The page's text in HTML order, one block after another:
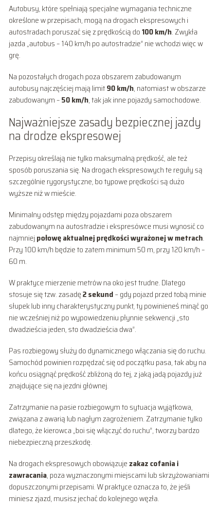
Autobusy, które spełniają specjalne wymagania techniczne
określone w przepisach, mogą na drogach ekspresowych i
autostradach poruszać się z prędkością do 100 km/h. Zwykła
jazda „autobus – 140 km/h po autostradzie” nie wchodzi więc w
grę.
Na pozostałych drogach poza obszarem zabudowanym
autobusy najczęściej mają limit90 km/h, natomiast w obszarze
zabudowanym –50 km/h, tak jak inne pojazdy samochodowe.
Najważniejsze zasady bezpiecznej jazdy
na drodze ekspresowej
Przepisy określają nie tylko maksymalną prędkość, ale też
sposób poruszania się. Na drogach ekspresowych te reguły są
szczególnie rygorystyczne, bo typowe prędkości są dużo
wyższe niż w mieście.
Minimalny odstęp między pojazdami poza obszarem
zabudowanym na autostradzie i ekspresówce musi wynosić co
najmniej połowę aktualnej prędkości wyrażonej w metrach.
Przy 100 km/h będzie to zatem minimum 50 m, przy 120 km/h –
60 m.
W praktyce mierzenie metrów na oko jest trudne. Dlatego
stosuje się tzw. zasadę2 sekund – gdy pojazd przed tobą minie
słupek lub inny charakterystyczny punkt, ty powinieneś minąć go
nie wcześniej niż po wypowiedzeniu płynnie sekwencji „sto
dwadzieścia jeden, sto dwadzieścia dwa”.
Pas rozbiegowy służy do dynamicznego włączania się do ruchu.
Samochód powinien rozpędzać się od początku pasa, tak aby na
końcu osiągnąć prędkość zbliżoną do tej, z jaką jadą pojazdy już
znajdujące się na jezdni głównej.
Zatrzymanie na pasie rozbiegowym to sytuacja wyjątkowa,
związana z awarią lub nagłym zagrożeniem. Zatrzymanie tylko
dlatego, że kierowca „boi się włączyć do ruchu”, tworzy bardzo
niebezpieczną przeszkodę.
Na drogach ekspresowych obowiązuje zakaz cofania i
zawracania, poza wyznaczonymi miejscami lub skrzyżowaniami
dopuszczonymi przepisami. W praktyce oznacza to, że jeśli
miniesz zjazd, musisz jechać do kolejnego węzła.